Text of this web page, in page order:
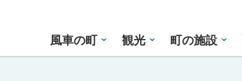
風車の町 観光 町の施設